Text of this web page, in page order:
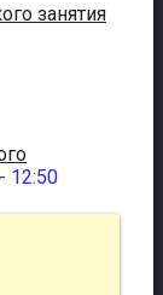
занятия
12:50